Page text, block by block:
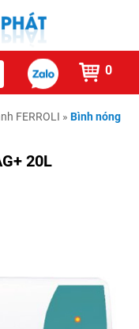
0
FERROLI » Bình nóng
20L